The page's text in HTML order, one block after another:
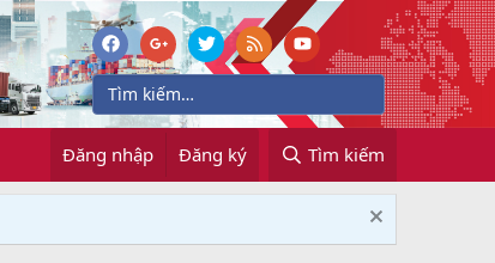
Đăng nhập Đăng ký Tìm kiếm